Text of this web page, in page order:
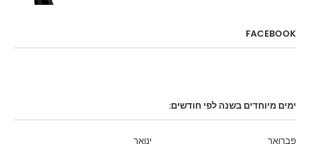
FACEBOOK
ימים מיוחדים בשנה לפי חודשים:
ינואר פברואר